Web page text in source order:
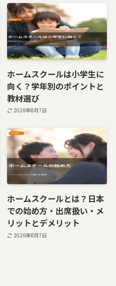
ホームスクールは小学生に
向く？学年別のポイントと
教材選び
2026年8月7日
ホームスクールとは？日本
での始め方・出席扱い・メ
リットとデメリット
2026年8月7日